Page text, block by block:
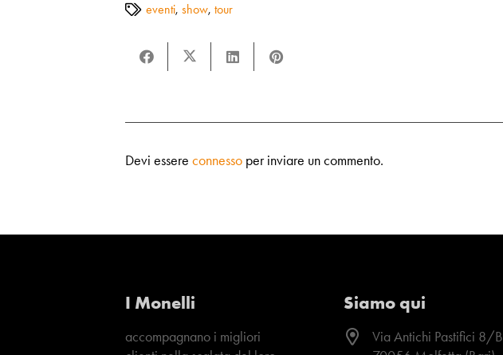
eventi,show,tour
Devi essere connesso per inviare un commento.
I Monelli
accompagnano i migliori
Siamo qui
Via Antichi Pastifici 8/B